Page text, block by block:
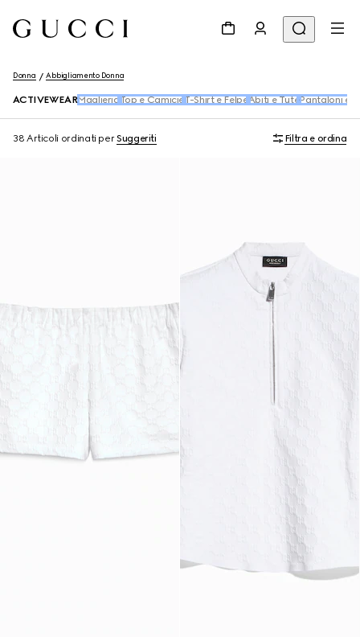
Donna Abbigliamento Donna
ACTIVEWEARMaglieria Top e Camicie T-Shirt e Felpe Abiti e TutePantaloni e
38 Articoli ordinati perSuggeriti Filtra e ordina